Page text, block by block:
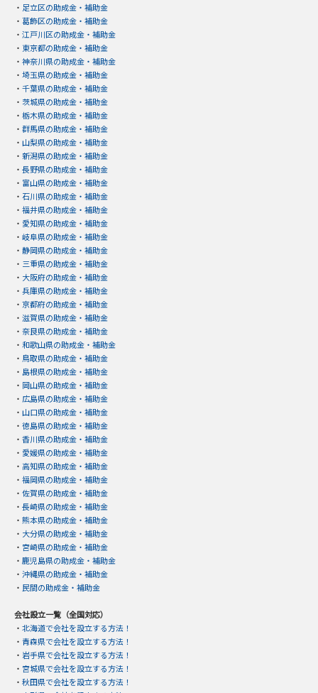
・ 足立区の助成金・補助金
・ 葛飾区の助成金・補助金
・ 江戸川区の助成金・補助金
・ 東京都の助成金・補助金
・ 神奈川県の助成金・補助金
・ 埼玉県の助成金・補助金
・ 千葉県の助成金・補助金
・ 茨城県の助成金・補助金
・ 栃木県の助成金・補助金
・ 群馬県の助成金・補助金
・ 山梨県の助成金・補助金
・ 新潟県の助成金・補助金
・ 長野県の助成金・補助金
・ 富山県の助成金・補助金
・ 石川県の助成金・補助金
・ 福井県の助成金・補助金
・ 愛知県の助成金・補助金
・ 岐阜県の助成金・補助金
・ 静岡県の助成金・補助金
・ 三重県の助成金・補助金
・ 大阪府の助成金・補助金
・ 兵庫県の助成金・補助金
・ 京都府の助成金・補助金
・ 滋賀県の助成金・補助金
・ 奈良県の助成金・補助金
・ 和歌山県の助成金・補助金
・ 鳥取県の助成金・補助金
・ 島根県の助成金・補助金
・ 岡山県の助成金・補助金
・ 広島県の助成金・補助金
・ 山口県の助成金・補助金
・ 徳島県の助成金・補助金
・ 香川県の助成金・補助金
・ 愛媛県の助成金・補助金
・ 高知県の助成金・補助金
・ 福岡県の助成金・補助金
・ 佐賀県の助成金・補助金
・ 長崎県の助成金・補助金
・ 熊本県の助成金・補助金
・ 大分県の助成金・補助金
・ 宮崎県の助成金・補助金
・ 鹿児島県の助成金・補助金
・ 沖縄県の助成金・補助金
・ 民間の助成金・補助金
会社設立一覧（全国対応）
・ 北海道で会社を設立する方法！
・ 青森県で会社を設立する方法！
・ 岩手県で会社を設立する方法！
・ 宮城県で会社を設立する方法！
・ 秋田県で会社を設立する方法！